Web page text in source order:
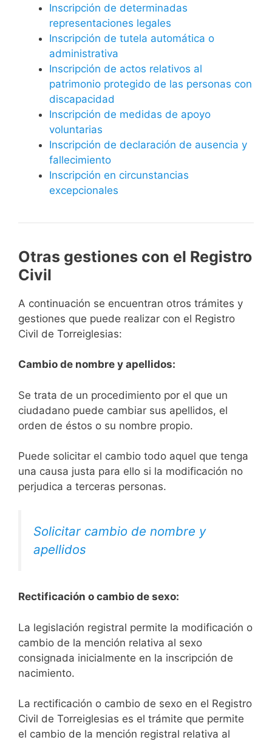
Inscripción de determinadas
representaciones legales
Inscripción de tutela automática o
administrativa
Inscripción de actos relativos al
patrimonio protegido de las personas con
discapacidad
Inscripción de medidas de apoyo
voluntarias
Inscripción de declaración de ausencia y
fallecimiento
Inscripción en circunstancias
excepcionales
Otras gestiones con el Registro
Civil
A continuación se encuentran otros trámites y
gestiones que puede realizar con el Registro
Civil de Torreiglesias:
Cambio de nombre y apellidos:
Se trata de un procedimiento por el que un
ciudadano puede cambiar sus apellidos, el
orden de éstos o su nombre propio.
Puede solicitar el cambio todo aquel que tenga
una causa justa para ello si la modificación no
perjudica a terceras personas.
Solicitar cambio de nombre y
apellidos
Rectificación o cambio de sexo:
La legislación registral permite la modificación o
cambio de la mención relativa al sexo
consignada inicialmente en la inscripción de
nacimiento.
La rectificación o cambio de sexo en el Registro
Civil de Torreiglesias es el trámite que permite
el cambio de la mención registral relativa al